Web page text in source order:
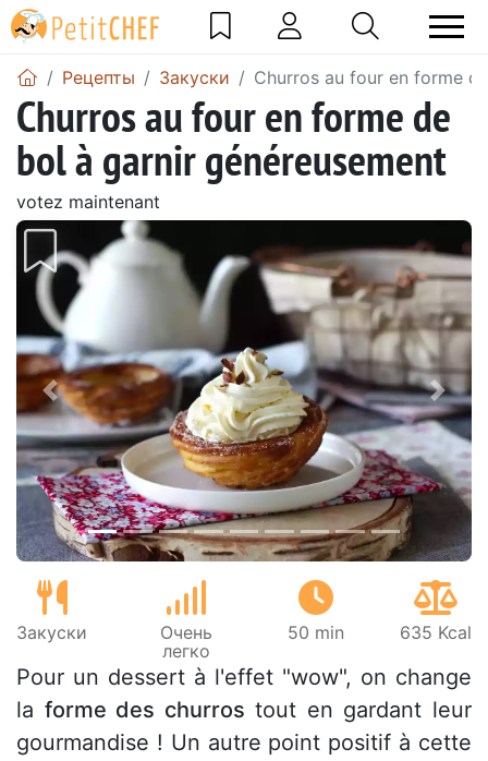
Pецепты Закуски Churros au four en forme
Churros au four en forme de
bol à garnir généreusement
votez maintenant
Предыдущий
Закуски
Очень
легко
50 min 635 Kcal
Pour un dessert à l'effet "wow", on change
la forme des churros tout en gardant leur
gourmandise ! Un autre point positif à cette